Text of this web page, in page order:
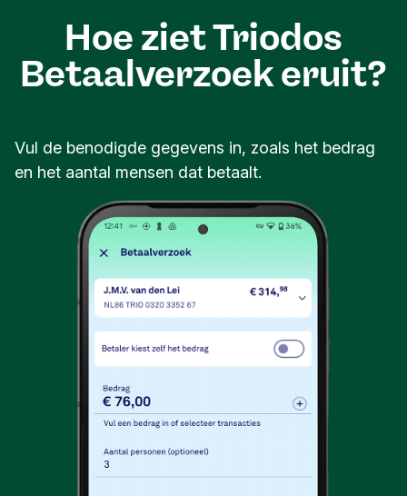
Hoe ziet Triodos
Betaalverzoek eruit?
Vul de benodigde gegevens in, zoals het bedrag
en het aantal mensen dat betaalt.